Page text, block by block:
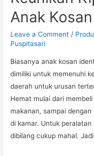
Anak Kosan
Leave a Comment /
Puspitasari
Biasanya anak kosan
dimiliki untuk memenuhi
daerah untuk urusan
Hemat mulai dari
makanan, sampai
di kamar. Untuk
dibilang cukup mahal.